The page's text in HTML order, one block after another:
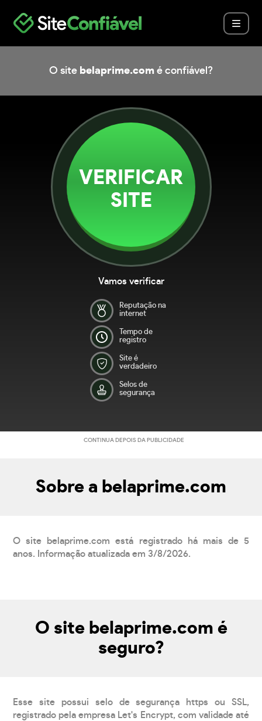
O site belaprime.com é confiável?
VERIFICAR
SITE
Vamos verificar
Reputação na
internet
Tempo de
registro
Site é
verdadeiro
Selos de
segurança
CONTINUA DEPOIS DA PUBLICIDADE
Sobre a belaprime.com
O site belaprime.com está registrado há mais de 5
anos. Informação atualizada em 3/8/2026.
O site belaprime.com é
seguro?
Esse site possui selo de segurança https ou SSL,
registrado pela empresa Let's Encrypt, com validade até